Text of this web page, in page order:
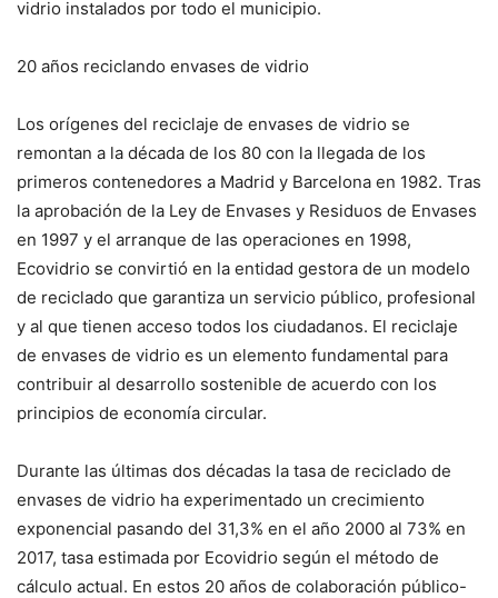
vidrio instalados por todo el municipio.
20 años reciclando envases de vidrio
Los orígenes del reciclaje de envases de vidrio se
remontan a la década de los 80 con la llegada de los
primeros contenedores a Madrid y Barcelona en 1982. Tras
la aprobación de la Ley de Envases y Residuos de Envases
en 1997 y el arranque de las operaciones en 1998,
Ecovidrio se convirtió en la entidad gestora de un modelo
de reciclado que garantiza un servicio público, profesional
y al que tienen acceso todos los ciudadanos. El reciclaje
de envases de vidrio es un elemento fundamental para
contribuir al desarrollo sostenible de acuerdo con los
principios de economía circular.
Durante las últimas dos décadas la tasa de reciclado de
envases de vidrio ha experimentado un crecimiento
exponencial pasando del 31,3% en el año 2000 al 73% en
2017, tasa estimada por Ecovidrio según el método de
cálculo actual. En estos 20 años de colaboración público-